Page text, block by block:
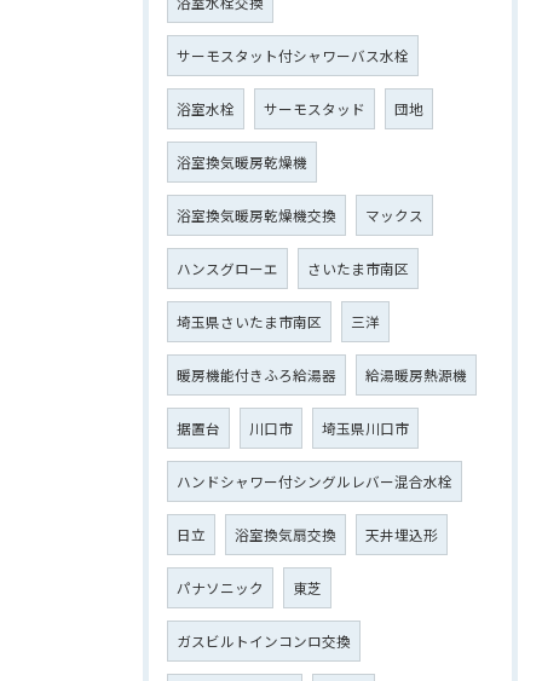
サーモスタット付シャワーバス水栓
浴室水栓 サーモスタッド 団地
浴室換気暖房乾燥機
浴室換気暖房乾燥機交換 マックス
ハンスグローエ さいたま市南区
埼玉県さいたま市南区 三洋
暖房機能付きふろ給湯器 給湯暖房熱源機
据置台 川口市 埼玉県川口市
ハンドシャワー付シングルレバー混合水栓
日立 浴室換気扇交換 天井埋込形
パナソニック 東芝
ガスビルトインコンロ交換